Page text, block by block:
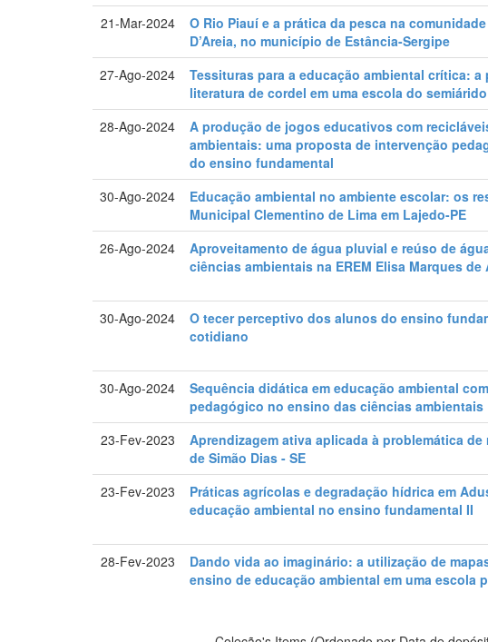
21-Mar-2024
O Rio Piauí e a prática da pesca na
D’Areia, no município de Estância-Sergipe
27-Ago-2024
Tessituras para a educação ambiental crítica:
literatura de cordel em uma escola do
28-Ago-2024
A produção de jogos educativos com
ambientais: uma proposta de intervenção
do ensino fundamental
30-Ago-2024
Educação ambiental no ambiente escolar: os
Municipal Clementino de Lima em Lajedo-PE
26-Ago-2024
Aproveitamento de água pluvial e reúso de
ciências ambientais na EREM Elisa Marques de
30-Ago-2024
O tecer perceptivo dos alunos do ensino
cotidiano
30-Ago-2024
Sequência didática em educação ambiental
pedagógico no ensino das ciências ambientais
23-Fev-2023
Aprendizagem ativa aplicada à problemática
de Simão Dias - SE
23-Fev-2023
Práticas agrícolas e degradação hídrica em
educação ambiental no ensino fundamental II
28-Fev-2023
Dando vida ao imaginário: a utilização de
ensino de educação ambiental em uma escola